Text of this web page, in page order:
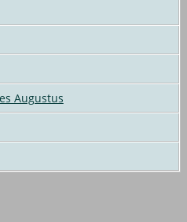
Augustus